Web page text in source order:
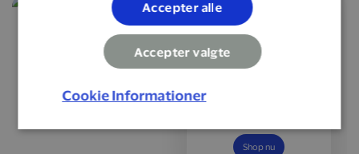
Optjen 6 % i
Shop nu
Accepter alle
Accepter valgte
Cookie Informationer